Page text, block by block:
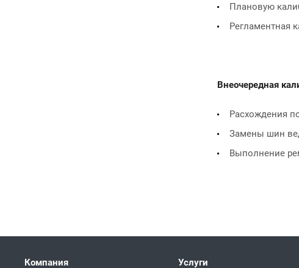
Плановую
Регламентная
Внеочередная
Расхождения
Замены шин
Выполнение
Компания Услуги